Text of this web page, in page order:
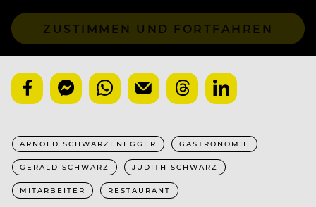
ZUSTIMMEN UND FORTFAHREN
ARNOLD SCHWARZENEGGER GASTRONOMIE
GERALD SCHWARZ JUDITH SCHWARZ
MITARBEITER RESTAURANT